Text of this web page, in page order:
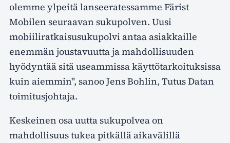
olemme ylpeitä lanseeratessamme Färist
Mobilen seuraavan sukupolven. Uusi
mobiiliratkaisusukupolvi antaa asiakkaille
enemmän joustavuutta ja mahdollisuuden
hyödyntää sitä useammissa käyttötarkoituksissa
kuin aiemmin", sanoo Jens Bohlin, Tutus Datan
toimitusjohtaja.
Keskeinen osa uutta sukupolvea on
mahdollisuus tukea pitkällä aikavälillä